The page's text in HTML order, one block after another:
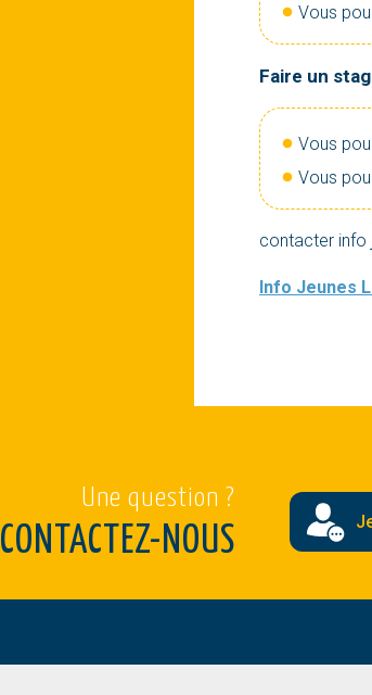
Vous
Faire un
Vous
Vous
contacter info
Info Jeunes
Une question ?
CONTACTEZ-NOUS